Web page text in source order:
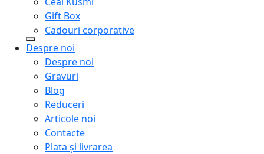
Gift Box
Cadouri corporative
Despre noi
Despre noi
Gravuri
Blog
Reduceri
Articole noi
Contacte
Plata și livrarea